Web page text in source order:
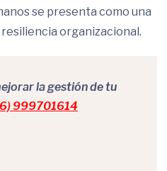
se presenta como una
organizacional.
la gestión de tu
999701614